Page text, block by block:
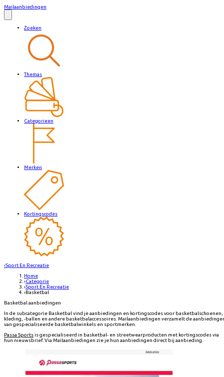
Mailaanbiedingen
Zoeken
Themas
Categorieen
Merken
Kortingscodes
‹Sport En Recreatie
Home
›Categorie
›Sport En Recreatie
›Basketbal
Basketbal aanbiedingen
In de subcategorie Basketbal vind je aanbiedingen en kortingscodes voor basketbalschoenen,
kleding, -ballen en andere basketbalaccessoires. Mailaanbiedingen verzamelt de
van gespecialiseerde basketbalwinkels en sportmerken.
Passa Sportsis gespecialiseerd in basketbal- en streetwearproducten met kortingscodes via
hun nieuwsbrief. Via Mailaanbiedingen zie je hun aanbiedingen direct bij aanbieding.